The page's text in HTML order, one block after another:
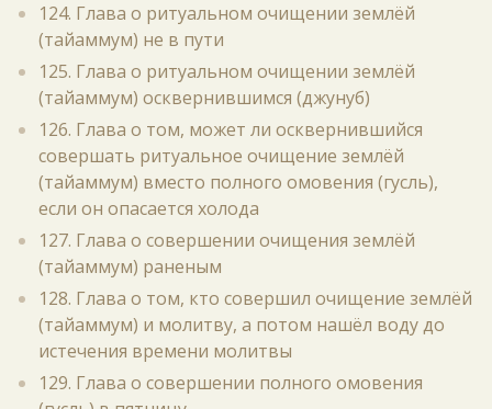
124. Глава о ритуальном очищении землёй
(тайаммум) не в пути
125. Глава о ритуальном очищении землёй
(тайаммум) осквернившимся (джунуб)
126. Глава о том, может ли осквернившийся
совершать ритуальное очищение землёй
(тайаммум) вместо полного омовения (гусль),
если он опасается холода
127. Глава о совершении очищения землёй
(тайаммум) раненым
128. Глава о том, кто совершил очищение землёй
(тайаммум) и молитву, а потом нашёл воду до
истечения времени молитвы
129. Глава о совершении полного омовения